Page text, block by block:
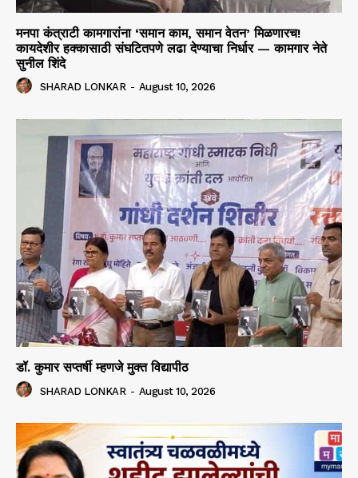
मनपा कंत्राटी कामगारांना ‘समान काम, समान वेतन’ मिळणारच!
कायदेशीर हक्कासाठी संघटितपणे लढा देण्याचा निर्धार — कामगार नेते
सुनील शिंदे
SHARAD LONKAR - August 10, 2026
डॉ. कुमार सप्तर्षी म्हणजे मुक्त विद्यापीठ
SHARAD LONKAR - August 10, 2026